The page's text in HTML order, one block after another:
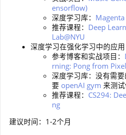
ensorflow)
深度学习库： Magenta
推荐课程： Deep
Lab@NYU
深度学习在强化学习中的应用
参考博客和实战项目：
rning: Pong from
深度学习库：没有需
要 openAI gym 来测试
推荐课程： CS294:
ng
建议时间：1-2个月